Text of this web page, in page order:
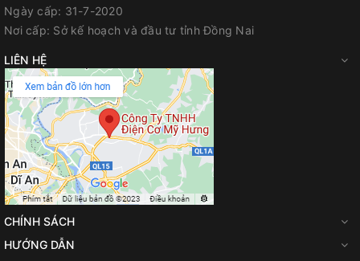
Ngày cấp: 31-7-2020
Nơi cấp: Sở kế hoạch và đầu tư tỉnh Đồng Nai
LIÊN HỆ
CHÍNH SÁCH
HƯỚNG DẪN